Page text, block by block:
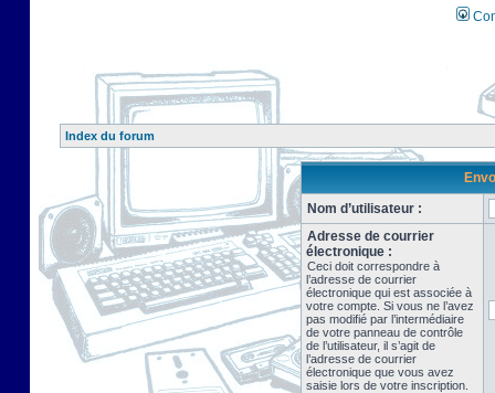
Index du forum
Nom d’utilisateur :
Adresse de courrier
électronique :
Ceci doit correspondre à
l’adresse de courrier
électronique qui est associée à
votre compte. Si vous ne l’avez
pas modifié par l’intermédiaire
de votre panneau de contrôle
de l’utilisateur, il s’agit de
l’adresse de courrier
électronique que vous avez
saisie lors de votre inscription.